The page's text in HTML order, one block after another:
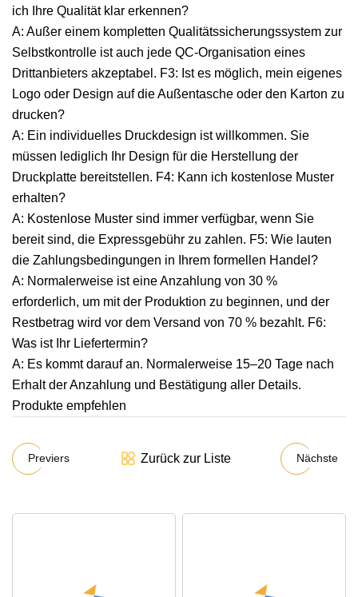
ich Ihre Qualität klar erkennen?
A: Außer einem kompletten Qualitätssicherungssystem zur
Selbstkontrolle ist auch jede QC-Organisation eines
Drittanbieters akzeptabel. F3: Ist es möglich, mein eigenes
Logo oder Design auf die Außentasche oder den Karton zu
drucken?
A: Ein individuelles Druckdesign ist willkommen. Sie
müssen lediglich Ihr Design für die Herstellung der
Druckplatte bereitstellen. F4: Kann ich kostenlose Muster
erhalten?
A: Kostenlose Muster sind immer verfügbar, wenn Sie
bereit sind, die Expressgebühr zu zahlen. F5: Wie lauten
die Zahlungsbedingungen in Ihrem formellen Handel?
A: Normalerweise ist eine Anzahlung von 30 %
erforderlich, um mit der Produktion zu beginnen, und der
Restbetrag wird vor dem Versand von 70 % bezahlt. F6:
Was ist Ihr Liefertermin?
A: Es kommt darauf an. Normalerweise 15–20 Tage nach
Erhalt der Anzahlung und Bestätigung aller Details.
Produkte empfehlen
Previers Zurück zur Liste Nächste